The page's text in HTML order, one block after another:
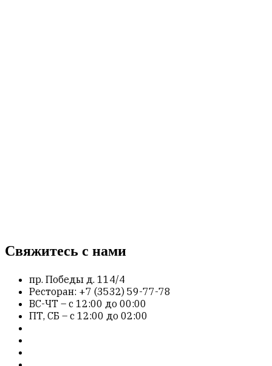
Свяжитесь с нами
пр. Победы д. 114/4
Ресторан: +7 (3532) 59-77-78
ВС-ЧТ – с 12:00 до 00:00
ПТ, СБ – с 12:00 до 02:00